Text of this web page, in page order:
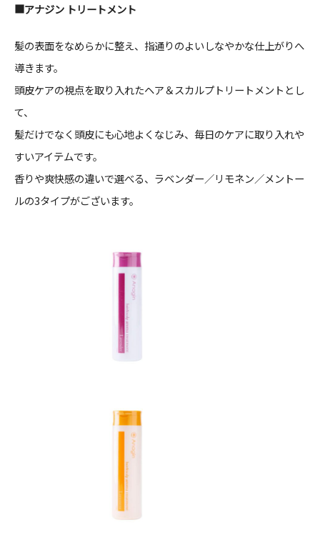
■アナジン トリートメント
髪の表面をなめらかに整え、指通りのよいしなやかな仕上がりへ
導きます。
頭皮ケアの視点を取り入れたヘア＆スカルプトリートメントとし
て、
髪だけでなく頭皮にも心地よくなじみ、毎日のケアに取り入れや
すいアイテムです。
香りや爽快感の違いで選べる、ラベンダー／リモネン／メントー
ルの3タイプがございます。